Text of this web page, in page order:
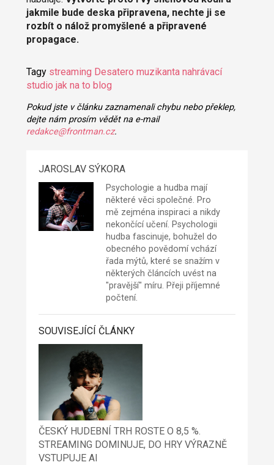
jakmile bude deska připravena, nechte ji se
rozbít o nálož promyšlené a připravené
propagace.
Tagy streaming Desatero muzikanta nahrávací
studio jak na to blog
Pokud jste v článku zaznamenali chybu nebo překlep,
dejte nám prosím vědět na e-mail
redakce@frontman.cz.
JAROSLAV SÝKORA
Psychologie a hudba mají
některé věci společné. Pro
mě zejména inspiraci a nikdy
nekončící učení. Psychologii
hudba fascinuje, bohužel do
obecného povědomí vchází
řada mýtů, které se snažím v
některých článcích uvést na
"pravější" míru. Přeji příjemné
počtení.
SOUVISEJÍCÍ ČLÁNKY
ČESKÝ HUDEBNÍ TRH ROSTE O 8,5 %.
STREAMING DOMINUJE, DO HRY VÝRAZNĚ
VSTUPUJE AI